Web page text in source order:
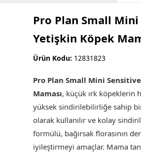
Pro Plan Small
Yetişkin Köpek
Ürün Kodu: 12831823
Pro Plan Small Mini
Maması, küçük ırk köpeklerin
yüksek sindirilebilirliğe sahip
olarak kullanılır ve kolay
formülü, bağırsak florasının
iyileştirmeyi amaçlar. Mama